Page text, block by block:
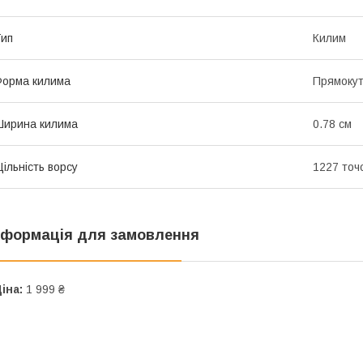
Килим
килима
килима 0.78 см
ворсу 1227
для замовлення
1 999 ₴